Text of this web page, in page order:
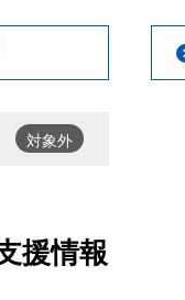
対象外
援情報